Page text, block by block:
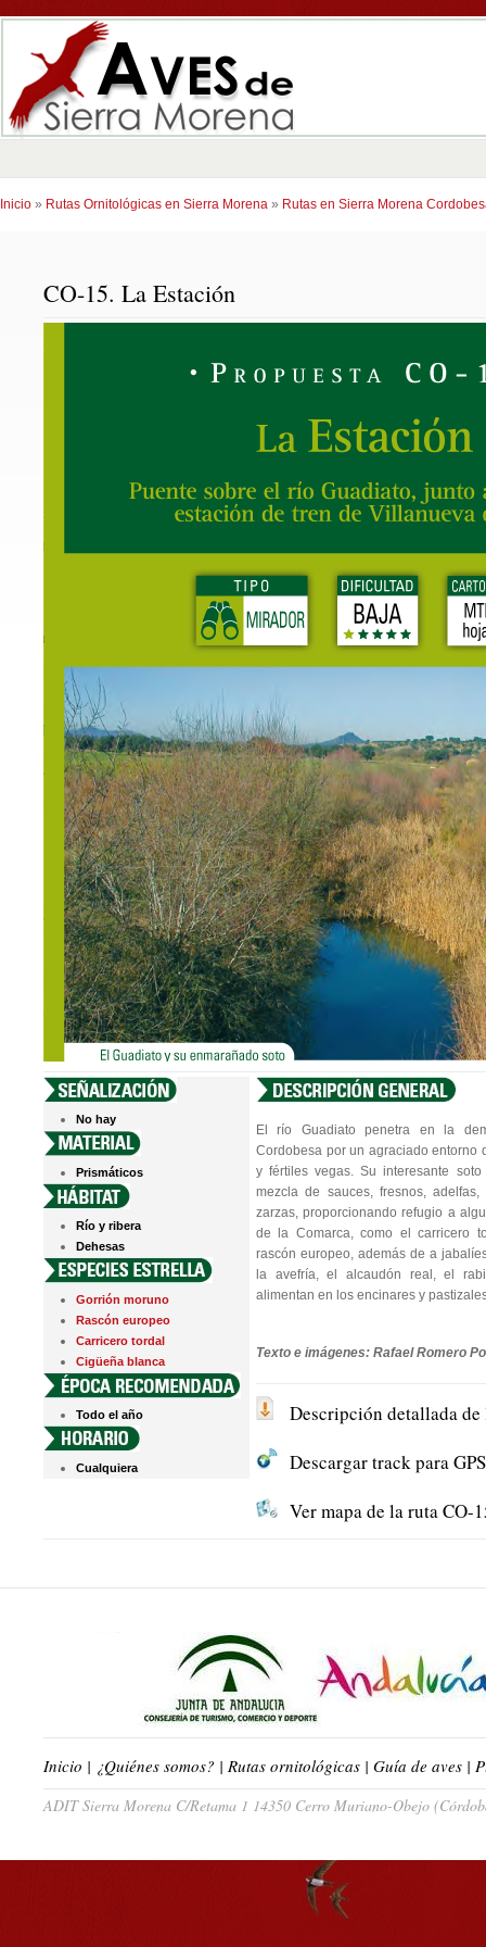
Inicio » Rutas Ornitológicas en Sierra Morena » Rutas en Sierra Morena
CO-15. La Estación
No hay
Prismáticos
Río y ribera
Dehesas
Gorrión moruno
Rascón europeo
Carricero tordal
Cigüeña blanca
Todo el año
Cualquiera
El río Guadiato penetra en la
Cordobesa por un agraciado entorno
y fértiles vegas. Su interesante
mezcla de sauces, fresnos,
zarzas, proporcionando refugio a
de la Comarca, como el carricero
rascón europeo, además de a
la avefría, el alcaudón real, el
alimentan en los encinares y
Texto e imágenes: Rafael Romero
Descripción detallada
Descargar track para
Ver mapa de la ruta CO-
Inicio | ¿Quiénes somos? | Rutas ornitológicas | Guía de aves |
ADIT Sierra Morena C/Retama 1 14350 Cerro Muriano-Obejo